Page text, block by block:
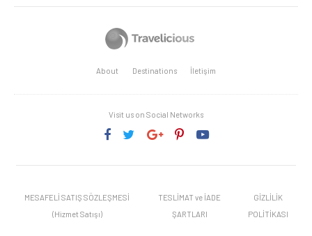
About Destinations İletişim
Visit us on Social Networks
MESAFELİ SATIŞ SÖZLEŞMESİ
(Hizmet Satışı)
TESLİMAT ve İADE
ŞARTLARI
GİZLİLİK
POLİTİKASI